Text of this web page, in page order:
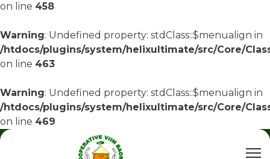
on line 458
Warning: Undefined property: stdClass::$menualign in
/htdocs/plugins/system/helixultimate/src/Core/
on line 463
Warning: Undefined property: stdClass::$menualign in
/htdocs/plugins/system/helixultimate/src/Core/
on line 469